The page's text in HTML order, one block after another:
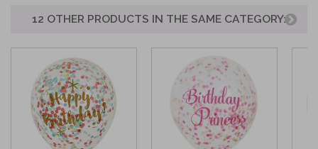
12 OTHER PRODUCTS IN THE SAME CATEGORY: